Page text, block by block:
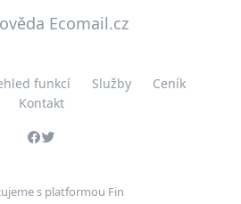
funkcí Služby
Ceník
Kontakt
s platformou Fin